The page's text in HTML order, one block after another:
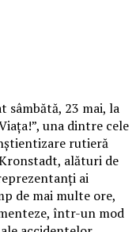
sâmbătă, 23 mai, la
una dintre cele
rutieră
alături de
ai
de mai multe ore,
într-un mod